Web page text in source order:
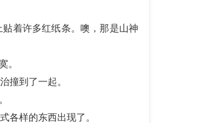
着许多红纸条。噢，那是山神
。
撞到了一起。
各样的东西出现了。